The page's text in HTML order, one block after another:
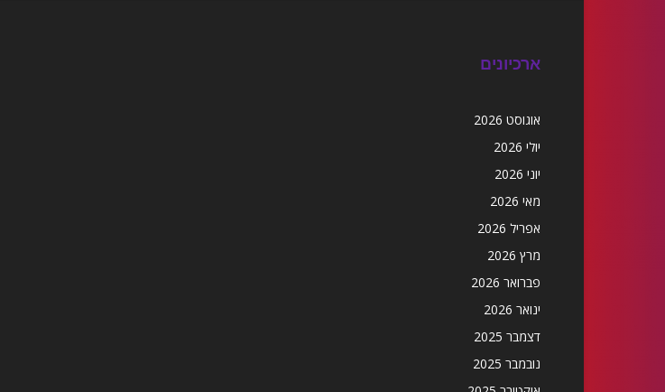
ארכיונים
אוגוסט 2026
יולי 2026
יוני 2026
מאי 2026
אפריל 2026
מרץ 2026
פברואר 2026
ינואר 2026
דצמבר 2025
נובמבר 2025